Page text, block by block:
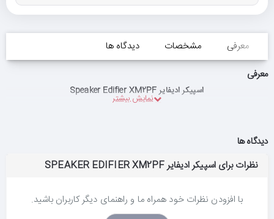
معرفی مشخصات
دیدگاه ها
معرفی
اسپیکر ادیفایر Speaker Edifier XM2PF
دیدگاه ها
نظرات برای اسپیکر ادیفایر SPEAKER EDIFIER XM2PF
با افزودن نظرات خود همراه ما و راهنمای دیگر کاربران باشید.